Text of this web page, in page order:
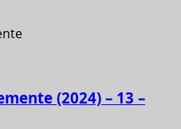
(2024) – 13 –